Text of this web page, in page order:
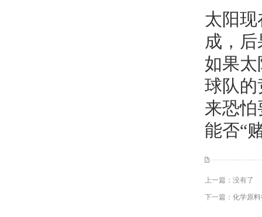
太阳
成，
如果太
球队的
来恐
能否“
上一篇：没有了
下一篇： 化学原